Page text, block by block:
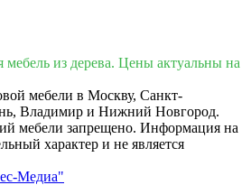
из дерева. Цены актуальны на
мебели в Москву, Санкт-
Владимир и Нижний Новгород.
мебели запрещено. Информация на
характер и не является
Медиа"